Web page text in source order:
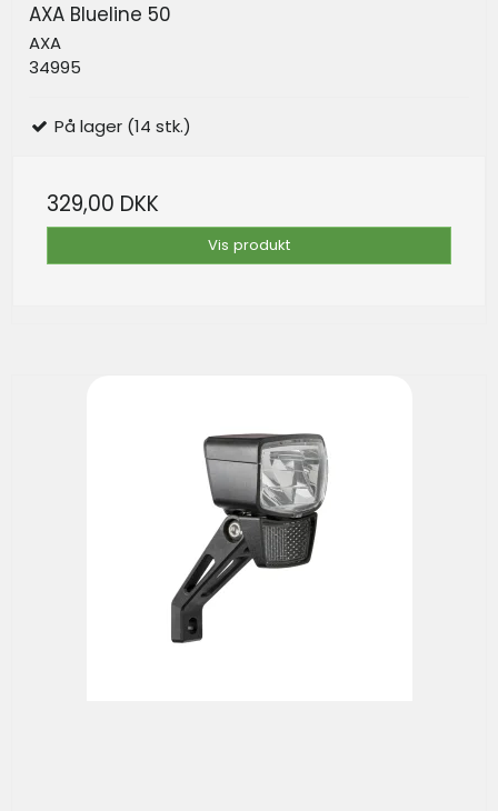
AXA Blueline 50
AXA
34995
På lager (14 stk.)
329,00 DKK
Vis produkt